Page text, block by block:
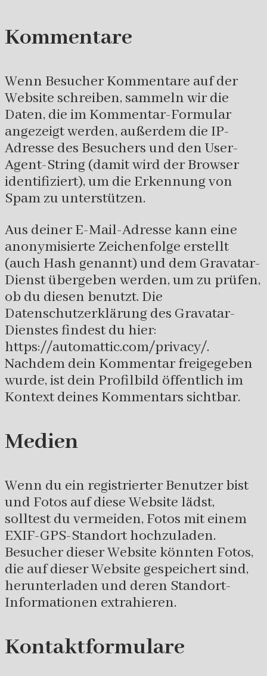
Kommentare
Wenn Besucher Kommentare auf der
Website schreiben, sammeln wir die
Daten, die im Kommentar-Formular
angezeigt werden, außerdem die IP-
Adresse des Besuchers und den User-
Agent-String (damit wird der Browser
identifiziert), um die Erkennung von
Spam zu unterstützen.
Aus deiner E-Mail-Adresse kann eine
anonymisierte Zeichenfolge erstellt
(auch Hash genannt) und dem Gravatar-
Dienst übergeben werden, um zu prüfen,
ob du diesen benutzt. Die
Datenschutzerklärung des Gravatar-
Dienstes findest du hier:
https://automattic.com/privacy/.
Nachdem dein Kommentar freigegeben
wurde, ist dein Profilbild öffentlich im
Kontext deines Kommentars sichtbar.
Medien
Wenn du ein registrierter Benutzer bist
und Fotos auf diese Website lädst,
solltest du vermeiden, Fotos mit einem
EXIF-GPS-Standort hochzuladen.
Besucher dieser Website könnten Fotos,
die auf dieser Website gespeichert sind,
herunterladen und deren Standort-
Informationen extrahieren.
Kontaktformulare